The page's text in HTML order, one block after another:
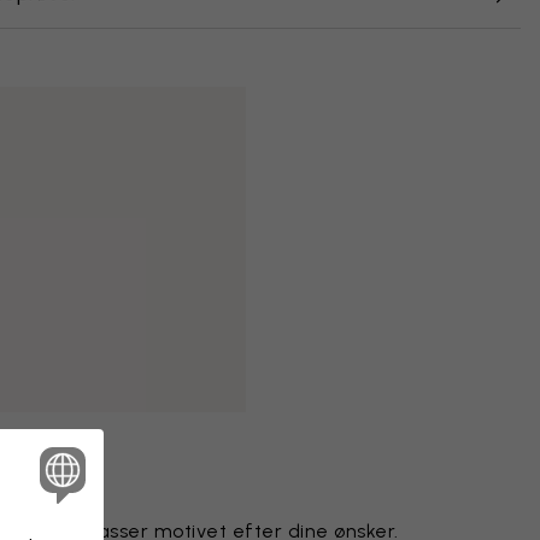
tilpasser motivet efter dine ønsker.